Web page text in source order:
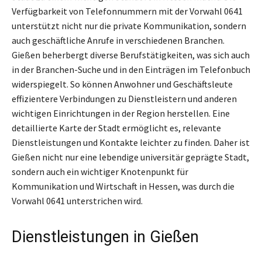
Verfügbarkeit von Telefonnummern mit der Vorwahl 0641
unterstützt nicht nur die private Kommunikation, sondern
auch geschäftliche Anrufe in verschiedenen Branchen.
Gießen beherbergt diverse Berufstätigkeiten, was sich auch
in der Branchen-Suche und in den Einträgen im Telefonbuch
widerspiegelt. So können Anwohner und Geschäftsleute
effizientere Verbindungen zu Dienstleistern und anderen
wichtigen Einrichtungen in der Region herstellen. Eine
detaillierte Karte der Stadt ermöglicht es, relevante
Dienstleistungen und Kontakte leichter zu finden. Daher ist
Gießen nicht nur eine lebendige universitär geprägte Stadt,
sondern auch ein wichtiger Knotenpunkt für
Kommunikation und Wirtschaft in Hessen, was durch die
Vorwahl 0641 unterstrichen wird.
Dienstleistungen in Gießen